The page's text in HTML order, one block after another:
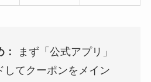
まず「公式アプリ」
してクーポンをメイン